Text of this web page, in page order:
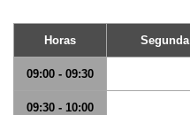
Horas Segunda
09:00 - 09:30
09:30 - 10:00